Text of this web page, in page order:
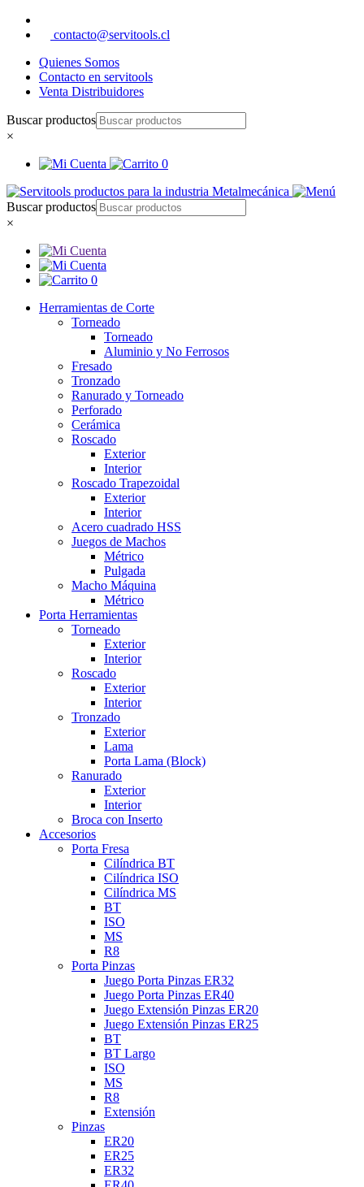
contacto@servitools.cl
Quienes Somos
Contacto en servitools
Venta Distribuidores
Buscar productos
×
0
Buscar productos
×
0
Herramientas de Corte
Torneado
Torneado
Aluminio y No Ferrosos
Fresado
Tronzado
Ranurado y Torneado
Perforado
Cerámica
Roscado
Exterior
Interior
Roscado Trapezoidal
Exterior
Interior
Acero cuadrado HSS
Juegos de Machos
Métrico
Pulgada
Macho Máquina
Métrico
Porta Herramientas
Torneado
Exterior
Interior
Roscado
Exterior
Interior
Tronzado
Exterior
Lama
Porta Lama (Block)
Ranurado
Exterior
Interior
Broca con Inserto
Accesorios
Porta Fresa
Cilíndrica BT
Cilíndrica ISO
Cilíndrica MS
BT
ISO
MS
R8
Porta Pinzas
Juego Porta Pinzas ER32
Juego Porta Pinzas ER40
Juego Extensión Pinzas ER20
Juego Extensión Pinzas ER25
BT
BT Largo
ISO
MS
R8
Extensión
Pinzas
ER20
ER25
ER32